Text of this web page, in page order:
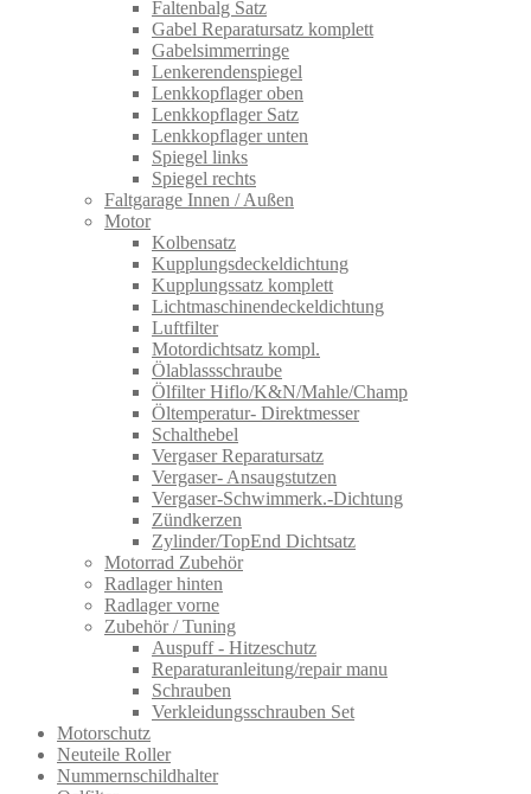
Faltenbalg Satz
Gabel Reparatursatz komplett
Gabelsimmerringe
Lenkerendenspiegel
Lenkkopflager oben
Lenkkopflager Satz
Lenkkopflager unten
Spiegel links
Spiegel rechts
Faltgarage Innen / Außen
Motor
Kolbensatz
Kupplungsdeckeldichtung
Kupplungssatz komplett
Lichtmaschinendeckeldichtung
Luftfilter
Motordichtsatz kompl.
Ölablassschraube
Ölfilter Hiflo/K&N/Mahle/Champ
Öltemperatur- Direktmesser
Schalthebel
Vergaser Reparatursatz
Vergaser- Ansaugstutzen
Vergaser-Schwimmerk.-Dichtung
Zündkerzen
Zylinder/TopEnd Dichtsatz
Motorrad Zubehör
Radlager hinten
Radlager vorne
Zubehör / Tuning
Auspuff - Hitzeschutz
Reparaturanleitung/repair manu
Schrauben
Verkleidungsschrauben Set
Motorschutz
Neuteile Roller
Nummernschildhalter